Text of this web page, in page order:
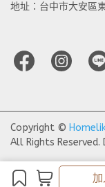
地址：台中市大安區
Copyright ©
All Rights Reserved.